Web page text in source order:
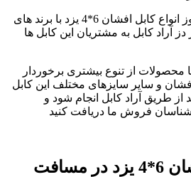
قیمت فروش عمده و به روز انواع کابل افشان 6*4 یزد با برند های
دز آراد کابل به مشتریان این کابل ها
از تنوع بیشتری برخوردار
و سایر سایزهای مختلف این کابل
طریق آراد کابل انجام شود و
فروش ما دریافت کنید
آمپردهی کابل افشان 6*4 یزد در مسافت